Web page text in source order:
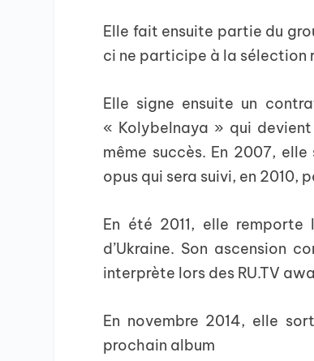
Elle fait ensuite partie du
ci ne participe à la sélection
Elle signe ensuite un
« Kolybelnaya » qui devient
même succès. En 2007,
opus qui sera suivi, en 2010,
En été 2011, elle
d’Ukraine. Son ascension
interprète lors des RU.TV
En novembre 2014, elle
prochain album